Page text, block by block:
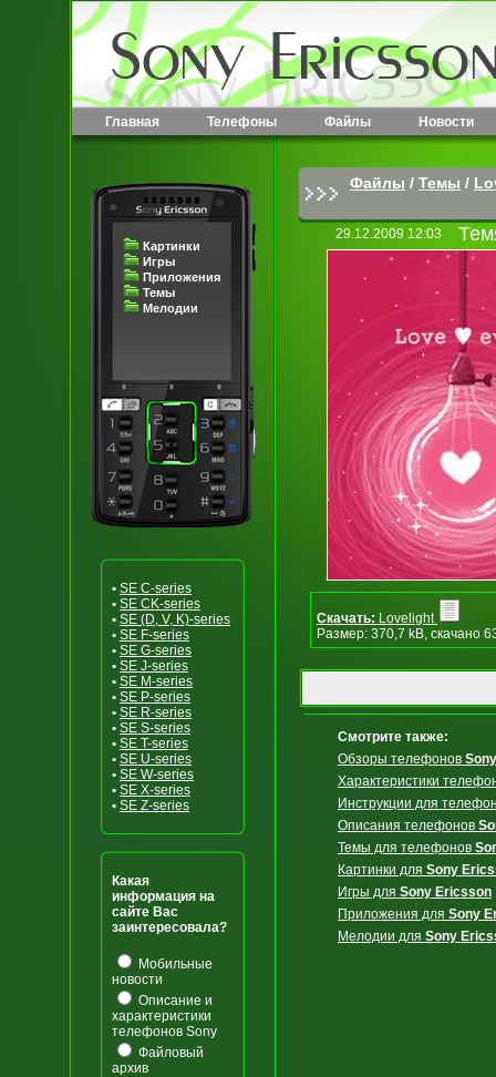
Главная Телефоны Файлы Новости
Картинки
Игры
Приложения
Темы
Мелодии
• SE C-series
• SE CK-series
• SE (D, V, K)-series
• SE F-series
• SE G-series
• SE J-series
• SE M-series
• SE P-series
• SE R-series
• SE S-series
• SE T-series
• SE U-series
• SE W-series
• SE X-series
• SE Z-series
Какая
информация на
сайте Вас
заинтересовала?
Мобильные
новости
Описание и
характеристики
телефонов Sony
Файловый
архив
Файлы / Темы /
29.12.2009 12:03
Скачать: Lovelight
Размер: 370,7 kB, скачано
Смотрите также:
Обзоры телефонов
Характеристики
Инструкции для
Описания телефонов
Темы для телефонов
Картинки для Sony
Игры для Sony Ericsson
Приложения для Sony
Мелодии для Sony